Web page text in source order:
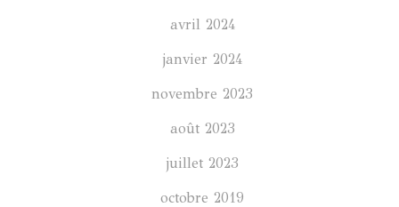
avril 2024
janvier 2024
novembre 2023
août 2023
juillet 2023
octobre 2019